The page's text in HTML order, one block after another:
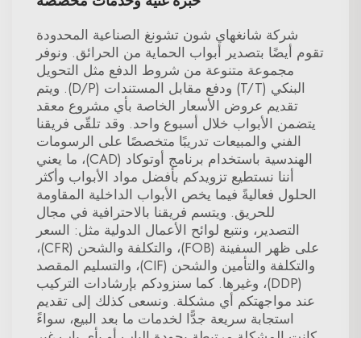
شركة شانغهاي شون تشونغ الصناعية المحدودة
تقوم أيضًا بتصدير أبواب الحماية من الحرائق. ونوفر
مجموعة متنوعة من شروط الدفع مثل التحويل
البنكي (T/T) ودفع مقابل المستندات (D/P). ويتم
تقديم عروض الأسعار الخاصة بأي مشروع معقد
يتضمن الأبواب خلال أسبوع واحد. وقد تلقّى فريقنا
الفني والمبيعات تدريبًا متخصصًا على الرسومات
الهندسية باستخدام برنامج أوتوكاد (CAD)، ما يعني
أننا نستطيع تزويدكم بأفضل مواد الأبواب وأكثر
الحلول فعاليةً فيما يخص الأبواب الداخلية المقاومة
للحريق. ويتسم فريقنا بالاحترافية في مجال
التصدير، ونتبع لوائح الأعمال الدولية مثل: السعر
على ظهر السفينة (FOB)، والتكلفة والشحن (CFR)،
والتكلفة والتأمين والشحن (CIF)، والتسليم المقصد
(DDP)، وغيرها. كما سنزودكم بإرشادات التركيب
عند مواجهتكم أي مشكلة. ونسعى كذلك إلى تقديم
استجابة سريعة جدًّا لخدمات ما بعد البيع، سواءً